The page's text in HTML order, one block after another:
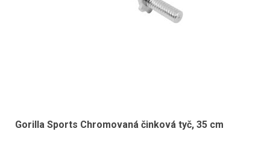
Gorilla Sports Chromovaná činková tyč, 35 cm